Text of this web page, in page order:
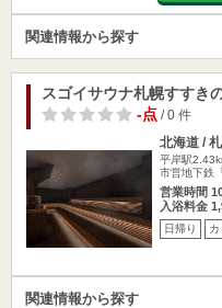
関連情報から探す
スゴイサウナ札幌すすき
-点/ 0 件
北海道 /
平岸駅
市営地下鉄
営業時間
入浴料金
日帰り
関連情報から探す